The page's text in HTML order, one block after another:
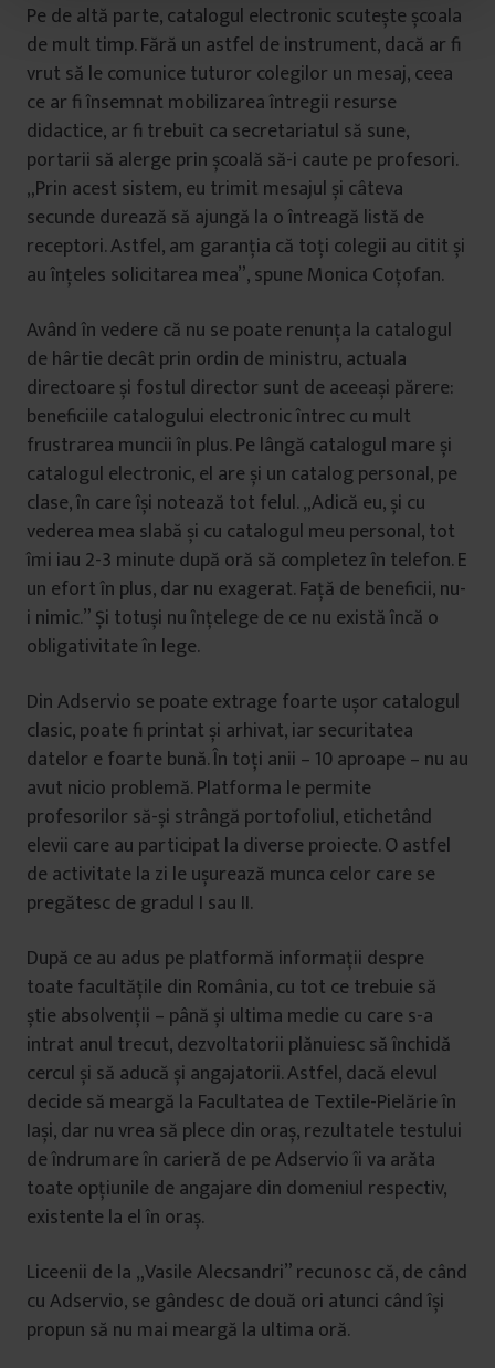
Pe de altă parte, catalogul electronic scutește școala
de mult timp. Fără un astfel de instrument, dacă ar fi
vrut să le comunice tuturor colegilor un mesaj, ceea
ce ar fi însemnat mobilizarea întregii resurse
didactice, ar fi trebuit ca secretariatul să sune,
portarii să alerge prin școală să-i caute pe profesori.
„Prin acest sistem, eu trimit mesajul și câteva
secunde durează să ajungă la o întreagă listă de
receptori. Astfel, am garanția că toți colegii au citit și
au înțeles solicitarea mea”, spune Monica Coțofan.
Având în vedere că nu se poate renunța la catalogul
de hârtie decât prin ordin de ministru, actuala
directoare și fostul director sunt de aceeași părere:
beneficiile catalogului electronic întrec cu mult
frustrarea muncii în plus. Pe lângă catalogul mare și
catalogul electronic, el are și un catalog personal, pe
clase, în care își notează tot felul. „Adică eu, și cu
vederea mea slabă și cu catalogul meu personal, tot
îmi iau 2-3 minute după oră să completez în telefon. E
un efort în plus, dar nu exagerat. Față de beneficii, nu-
i nimic.” Și totuși nu înțelege de ce nu există încă o
obligativitate în lege.
Din Adservio se poate extrage foarte ușor catalogul
clasic, poate fi printat și arhivat, iar securitatea
datelor e foarte bună. În toți anii – 10 aproape – nu au
avut nicio problemă. Platforma le permite
profesorilor să-și strângă portofoliul, etichetând
elevii care au participat la diverse proiecte. O astfel
de activitate la zi le ușurează munca celor care se
pregătesc de gradul I sau II.
După ce au adus pe platformă informații despre
toate facultățile din România, cu tot ce trebuie să
știe absolvenții – până și ultima medie cu care s-a
intrat anul trecut, dezvoltatorii plănuiesc să închidă
cercul și să aducă și angajatorii. Astfel, dacă elevul
decide să meargă la Facultatea de Textile-Pielărie în
Iași, dar nu vrea să plece din oraș, rezultatele testului
de îndrumare în carieră de pe Adservio îi va arăta
toate opțiunile de angajare din domeniul respectiv,
existente la el în oraș.
Liceenii de la „Vasile Alecsandri” recunosc că, de când
cu Adservio, se gândesc de două ori atunci când își
propun să nu mai meargă la ultima oră.